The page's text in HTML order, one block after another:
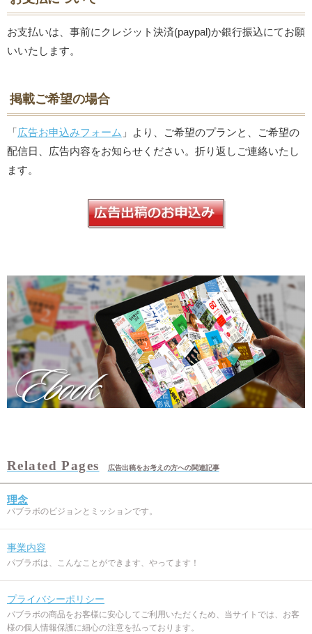
お支払いは、事前にクレジット決済(paypal)か銀行振込にてお願
いいたします。
掲載ご希望の場合
「広告お申込みフォーム 」より、ご希望のプランと、ご希望の
配信日、広告内容をお知らせください。折り返しご連絡いたし
ます。
広告出稿をお考えの方への関連記事
理念
パブラボのビジョンとミッションです。
事業内容
パブラボは、こんなことができます、やってます！
プライバシーポリシー
パブラボの商品をお客様に安心してご利用いただくため、当サイトでは、お客
様の個人情報保護に細心の注意を払っております。